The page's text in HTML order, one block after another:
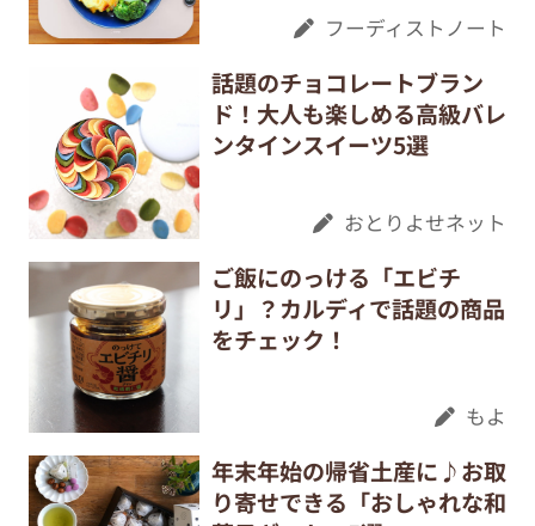
フーディストノート
話題のチョコレートブラン
ド！大人も楽しめる高級バレ
ンタインスイーツ5選
おとりよせネット
ご飯にのっける「エビチ
リ」？カルディで話題の商品
をチェック！
もよ
年末年始の帰省土産に♪お取
り寄せできる「おしゃれな和